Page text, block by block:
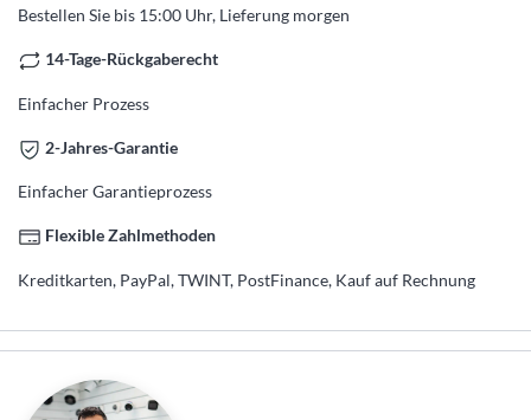
Bestellen Sie bis 15:00 Uhr, Lieferung morgen
14-Tage-Rückgaberecht
Einfacher Prozess
2-Jahres-Garantie
Einfacher Garantieprozess
Flexible Zahlmethoden
Kreditkarten, PayPal, TWINT, PostFinance, Kauf auf Rechnung